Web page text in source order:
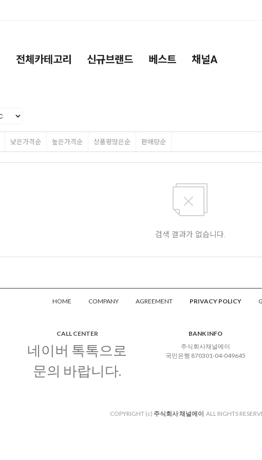
전체카테고리 신규브랜드 베스트 채널A
낮은가격순 높은가격순 상품평많은순 판매량순
검색 결과가 없습니다.
HOME COMPANY AGREEMENT PRIVACY POLICY
CALL CENTER
네이버 톡톡으로
문의 바랍니다.
BANK INFO
주식회사채널에이
국민은행 870301-04-049645
COPYRIGHT (c) 주식회사 채널에이 ALL RIGHTS